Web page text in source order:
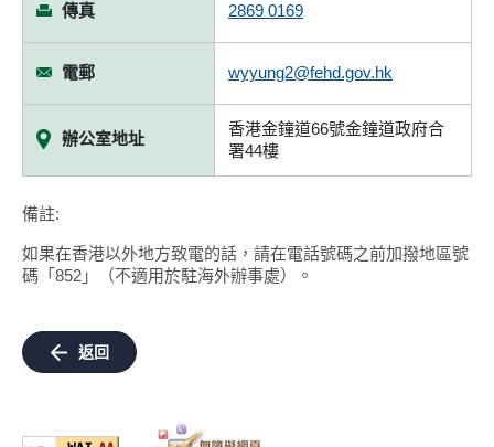
傳真 2869 0169
電郵 wyyung2@fehd.gov.hk
辦公室地址
香港金鐘道66號金鐘道政府合
署44樓
備註:
如果在香港以外地方致電的話，請在電話號碼之前加撥地區號
碼「852」（不適用於駐海外辦事處）。
返回